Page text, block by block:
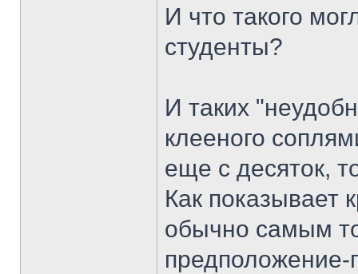
И что такого
студенты?
И таких
клееного
еще с десяток,
Как показывает
обычно самым
предположение-